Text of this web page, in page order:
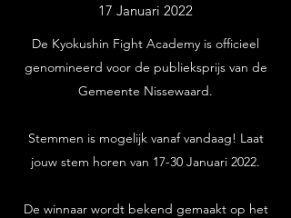
17 Januari 2022
De Kyokushin Fight Academy is officieel
genomineerd voor de publieksprijs van de
Gemeente Nissewaard.
Stemmen is mogelijk vanaf vandaag! Laat
jouw stem horen van 17-30 Januari 2022.
De winnaar wordt bekend gemaakt op het